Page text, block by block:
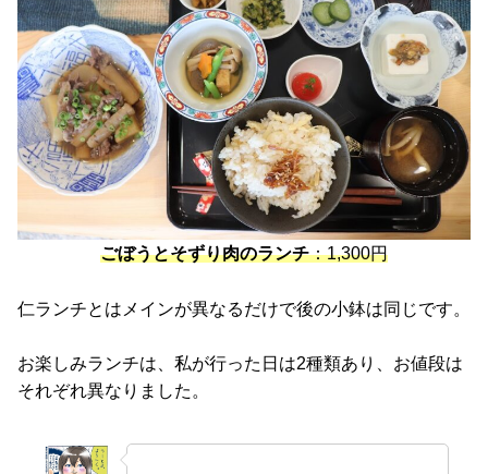
ごぼうとそずり肉のランチ：1,300円
仁ランチとはメインが異なるだけで後の小鉢は同じです。
お楽しみランチは、私が行った日は2種類あり、お値段は
それぞれ異なりました。